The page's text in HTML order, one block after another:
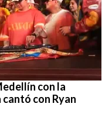
con la
con Ryan